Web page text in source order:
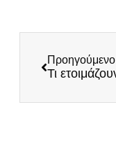
Προηγούμενο